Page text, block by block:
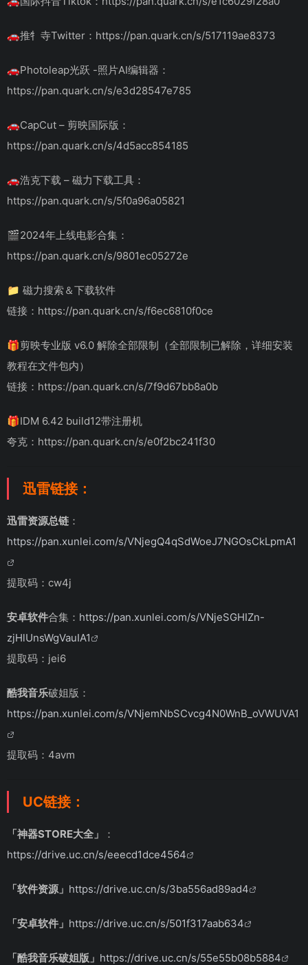
🚗推牜寺Twitter：https://pan.quark.cn/s/517119ae8373
🚗Photoleap光跃 -照片AI编辑器：
https://pan.quark.cn/s/e3d28547e785
🚗CapCut – 剪映国际版：
https://pan.quark.cn/s/4d5acc854185
🚗浩克下载 – 磁力下载工具：
https://pan.quark.cn/s/5f0a96a05821
🎬2024年上线电影合集：
https://pan.quark.cn/s/9801ec05272e
📁 磁力搜索＆下载软件
链接：https://pan.quark.cn/s/f6ec6810f0ce
🎁剪映专业版 v6.0 解除全部限制（全部限制已解除，详细安装
教程在文件包内）
链接：https://pan.quark.cn/s/7f9d67bb8a0b
🎁IDM 6.42 build12带注册机
夸克：https://pan.quark.cn/s/e0f2bc241f30
迅雷链接：
迅雷资源总链 ：
https://pan.xunlei.com/s/VNjegQ4qSdWoeJ7NGOsCkLpmA1
提取码：cw4j
安卓软件合集： https://pan.xunlei.com/s/VNjeSGHIZn-
zjHlUnsWgVauIA1
提取码：jei6
酷我音乐破姐版：
https://pan.xunlei.com/s/VNjemNbSCvcg4N0WnB_oVWUVA1
提取码：4avm
UC链接：
「神器STORE大全」
：
https://drive.uc.cn/s/eeecd1dce4564
「软件资源」 https://drive.uc.cn/s/3ba556ad89ad4
「安卓软件」 https://drive.uc.cn/s/501f317aab634
「酷我音乐破姐版」 https://drive.uc.cn/s/55e55b08b5884